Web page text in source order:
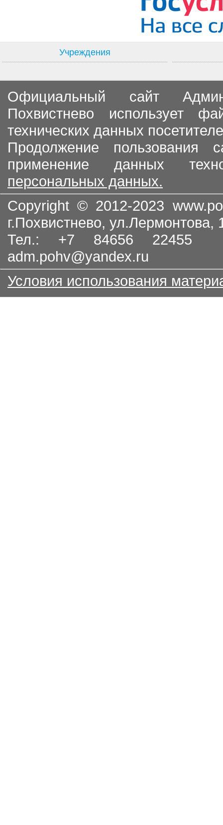
Учреждения
Официальный сайт
Похвистнево использует
технических данных
Продолжение пользования
применение данных
персональных данных.
Copyright © 2012-2023
г.Похвистнево, ул.Лермонтова,
Тел.: +7 84656
adm.pohv@yandex.ru
Условия использования